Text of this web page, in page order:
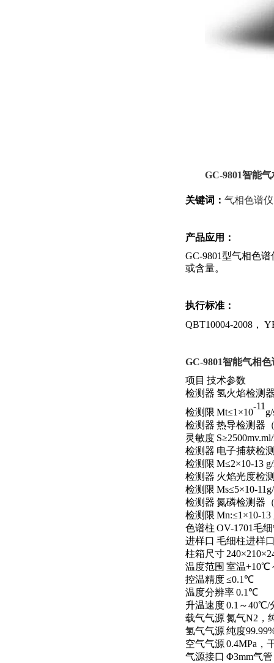
GC-9801智能气
关键词： 气相色谱仪
产品应用：
GC-9801型气相色
或含量。
执行标准：
QBT10004-2008，
GC-9801智能气相
项目 技术参数
检测器 氢火焰检测
检测限 Mt≤1 ×10
-11
检测器 热导检测器
灵敏度 S≥2500mv.ml
检测器 电子捕获检
检测限 M≤2×10-13
检测器 火焰光度检
检测限 Ms≤5×10-
检测器 氮磷检测器
检测限 Mn:≤1 ×10-13
色谱柱 OV-1701毛
进样口 毛细柱进样
柱箱尺寸 240×210×
温度范围 室温+10℃
控温精度≤0.1 ℃
温度分辨率0.1 ℃
升温速度0.1 ～40℃/
载气气源氮气N2 ，
氢气气源纯度
空气气源0.4MPa ，
气源接口 Φ3mm气管